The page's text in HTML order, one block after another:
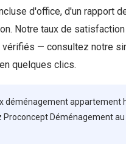
d'office, d'un rapport
Notre taux de
— consultez notre
en quelques clics.
déménagement appartement
Proconcept Déménagement au